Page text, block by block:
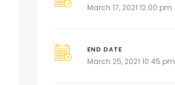
March 17, 2021 12:00 pm
END DATE
March 25, 2021 10:45 pm